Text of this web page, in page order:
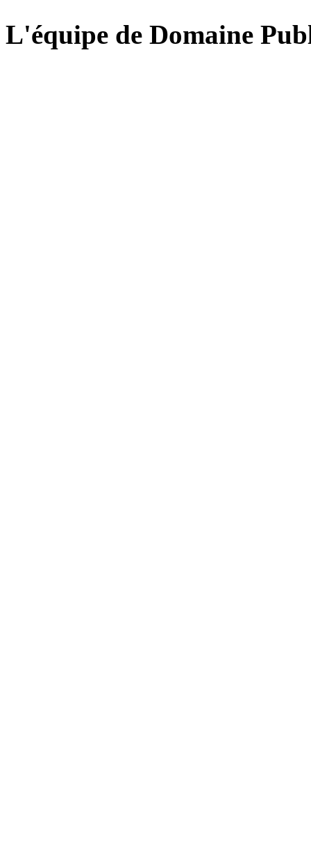
L'équipe de Domaine